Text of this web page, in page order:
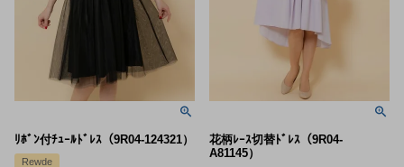
ﾘﾎﾞﾝ付ﾁｭｰﾙﾄﾞﾚｽ（9R04-124321）
Rewde
花柄ﾚｰｽ切替ﾄﾞﾚｽ（9R04-
A81145）